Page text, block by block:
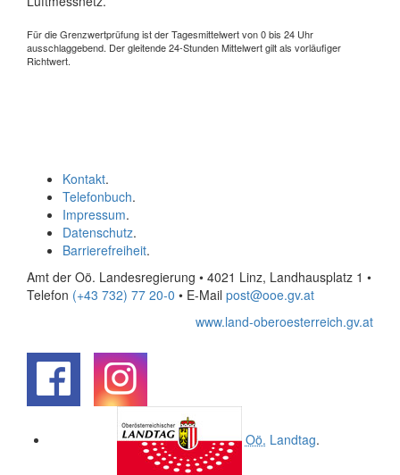
Für die Grenzwertprüfung ist der Tagesmittelwert von 0 bis 24 Uhr
ausschlaggebend. Der gleitende 24-Stunden Mittelwert gilt als vorläufiger
Richtwert.
Kontakt.
Telefonbuch.
Impressum.
Datenschutz.
Barrierefreiheit.
Amt der Oö. Landesregierung • 4021 Linz, Landhausplatz 1 •
Telefon (+43 732) 77 20-0 • E-Mail post@ooe.gv.at
www.land-oberoesterreich.gv.at
Oö. Landtag.